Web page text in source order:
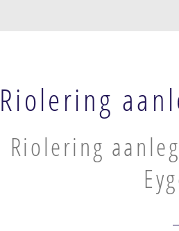
Riolering
Riolering